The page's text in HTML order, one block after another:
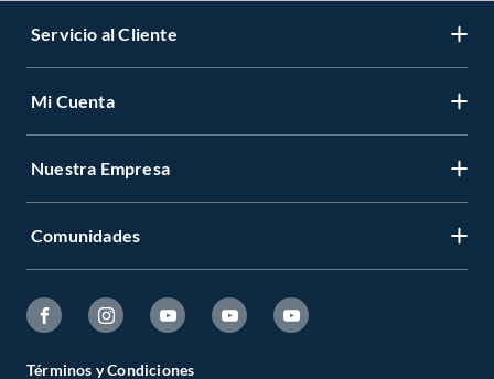
Servicio al Cliente
Mi Cuenta
Nuestra Empresa
Comunidades
Términos y Condiciones